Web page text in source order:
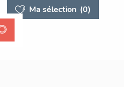
Ma sélection (0)